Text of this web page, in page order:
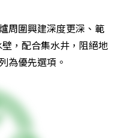
周圍興建深度更深、範
，配合集水井，阻絕地
為優先選項。